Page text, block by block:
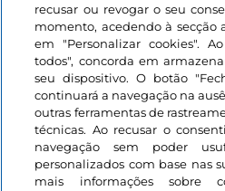
recusar ou revogar o seu
momento, acedendo à secção
em "Personalizar cookies".
todos", concorda em
seu dispositivo. O botão
continuará a navegação na
outras ferramentas de
técnicas. Ao recusar o
navegação sem poder
personalizados com base nas
mais informações sobre